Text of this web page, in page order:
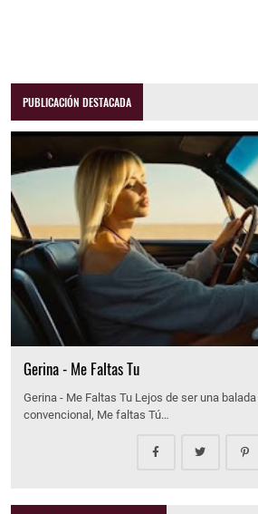
PUBLICACIÓN DESTACADA
Gerina - Me Faltas Tu
Gerina - Me Faltas Tu Lejos de ser una
convencional, Me faltas Tú…